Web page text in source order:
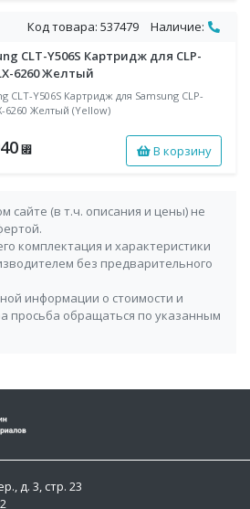
Код товара: 537479
Наличие:
CLT-Y506S Картридж для CLP-
6260 Желтый
CLT-Y506S Картридж для Samsung CLP-
6260 Желтый (Yellow)
⃏ В корзину
сайте (в т.ч. описания и цены) не
комплектация и характеристики
без предварительного
информации о стоимости и
просьба обращаться по указанным
д. 3, стр. 23